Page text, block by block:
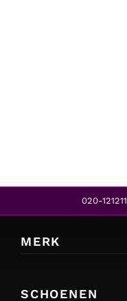
020-121211
MERK
SCHOENEN